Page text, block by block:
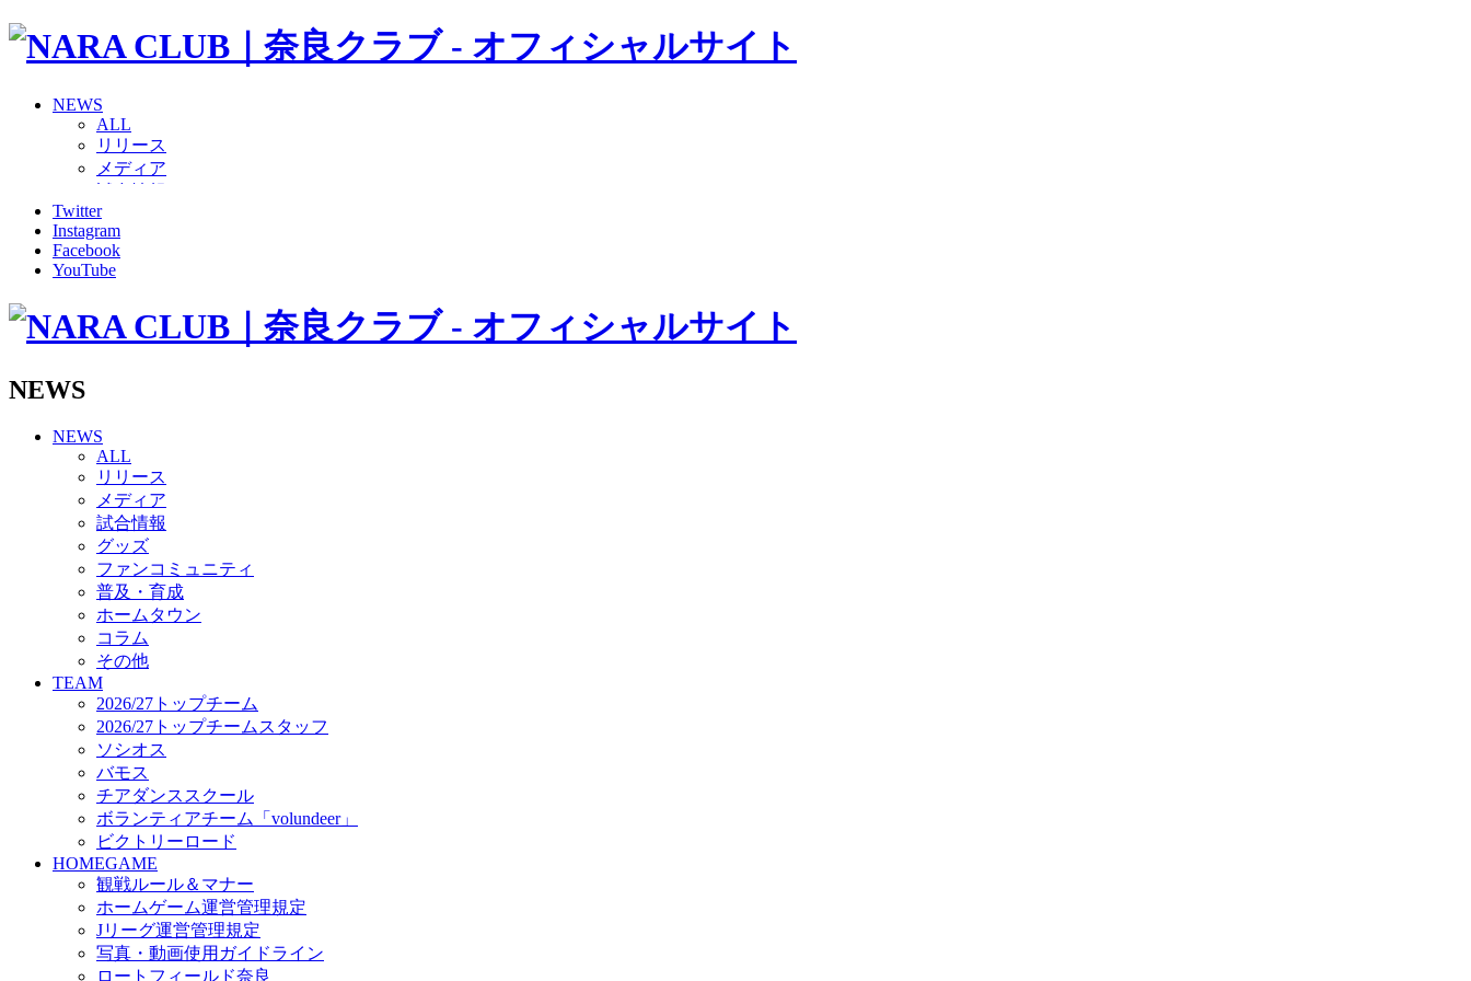
NEWS
ALL
リリース
メディア
グッズ
ファンコミュニティ
普及・育成
ホームタウン
その他
バモス
チアダンススクール
ボランティアチーム「volundeer」
ビクトリーロード
HOMEGAME
観戦ルール＆マナー
ホームゲーム運営管理規定
Jリーグ運営管理規定
写真・動画使用ガイドライン
ロートフィールド奈良
SCHEDULE
2026/27
練習見学時のファンサービスについて
TICKET
奈良クラブ明治安田J3リーグ2026/27シーズン試合観戦チケット
奈良クラブ明治安田Ｊ3リーグ 2026/27シーズン「鹿パス」
観戦ルール＆マナー
FANCOMMUNITY
2026/27ファンコミュニティ
サポートショップ
GOODS
オフィシャルストア（実店舗）
オンラインストア
ACADEMY
アカデミーについて
Twitter
Instagram
Facebook
YouTube
NEWS
NEWS
ALL
リリース
メディア
試合情報
グッズ
ファンコミュニティ
普及・育成
ホームタウン
コラム
その他
TEAM
2026/27トップチーム
2026/27トップチームスタッフ
ソシオス
バモス
チアダンススクール
ボランティアチーム「volundeer」
ビクトリーロード
HOMEGAME
観戦ルール＆マナー
ホームゲーム運営管理規定
Jリーグ運営管理規定
写真・動画使用ガイドライン
ロートフィールド奈良